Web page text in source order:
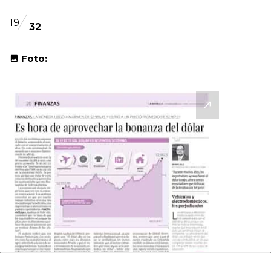
19 32
Foto: